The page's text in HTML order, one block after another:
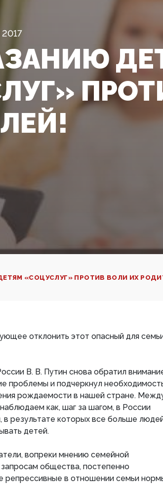
«СОЦУСЛУГ» ПРОТИВ ВОЛИ ИХ
отклонить этот опасный для
В. В. Путин снова обратил
проблемы и подчеркнул
рождаемости в нашей стране.
как, шаг за шагом, в России
в результате которых все больше
детей.
вопреки мнению семейной
общества, постепенно
репрессивные в отношении семьи